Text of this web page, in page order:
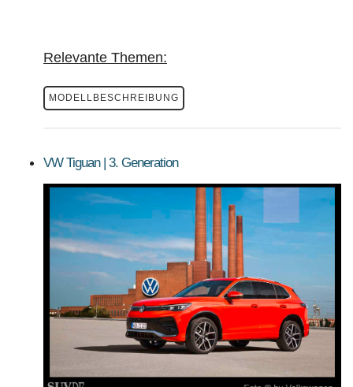
Relevante Themen:
MODELLBESCHREIBUNG
VW Tiguan | 3. Generation